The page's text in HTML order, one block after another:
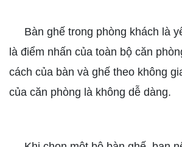
Bàn ghế trong phòng khách là
là điểm nhấn của toàn bộ căn
cách của bàn và ghế theo không
của căn phòng là không dễ dàng.